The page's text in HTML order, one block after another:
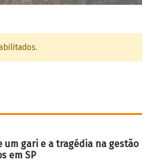
um gari e a tragédia na gestão
em SP